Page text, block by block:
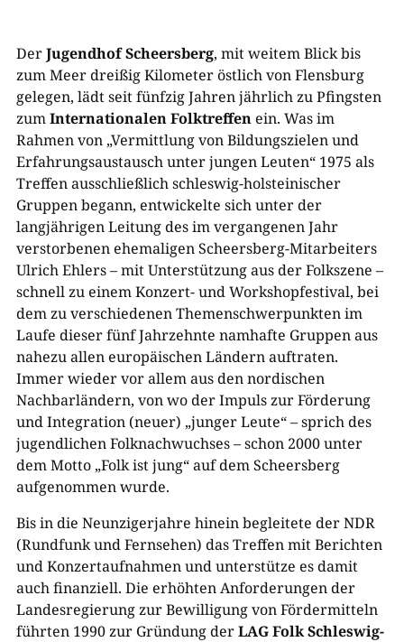
DerJugendhof Scheersberg, mit weitem Blick bis
zum Meer dreißig Kilometer östlich von Flensburg
gelegen, lädt seit fünfzig Jahren jährlich zu Pfingsten
zumInternationalen Folktreffenein. Was im
Rahmen von „Vermittlung von Bildungszielen und
Erfahrungsaustausch unter jungen Leuten“ 1975 als
Treffen ausschließlich schleswig-holsteinischer
Gruppen begann, entwickelte sich unter der
langjährigen Leitung des im vergangenen Jahr
verstorbenen ehemaligen Scheersberg-Mitarbeiters
Ulrich Ehlers – mit Unterstützung aus der Folkszene –
schnell zu einem Konzert- und Workshopfestival, bei
dem zu verschiedenen Themenschwerpunkten im
Laufe dieser fünf Jahrzehnte namhafte Gruppen aus
nahezu allen europäischen Ländern auftraten.
Immer wieder vor allem aus den nordischen
Nachbarländern, von wo der Impuls zur Förderung
und Integration (neuer) „junger Leute“ – sprich des
jugendlichen Folknachwuchses – schon 2000 unter
dem Motto „Folk ist jung“ auf dem Scheersberg
aufgenommen wurde.
Bis in die Neunzigerjahre hinein begleitete der NDR
(Rundfunk und Fernsehen) das Treffen mit Berichten
und Konzertaufnahmen und unterstütze es damit
auch finanziell. Die erhöhten Anforderungen der
Landesregierung zur Bewilligung von Fördermitteln
führten 1990 zur Gründung derLAG Folk Schleswig-